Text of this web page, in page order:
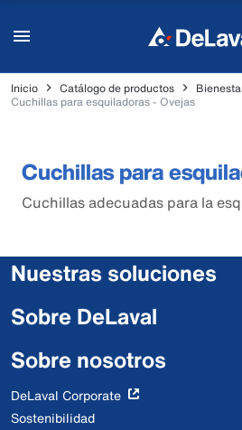
Inicio Catálogo de productos
Cuchillas para esquiladoras - Ovejas
Cuchillas para
Cuchillas adecuadas para la
Nuestras soluciones
Sobre DeLaval
Sobre nosotros
DeLaval Corporate
Sostenibilidad